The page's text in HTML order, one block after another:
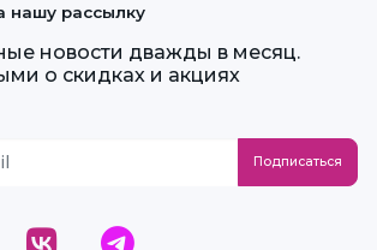
нашу рассылку
новости дважды в месяц.
о скидках и акциях